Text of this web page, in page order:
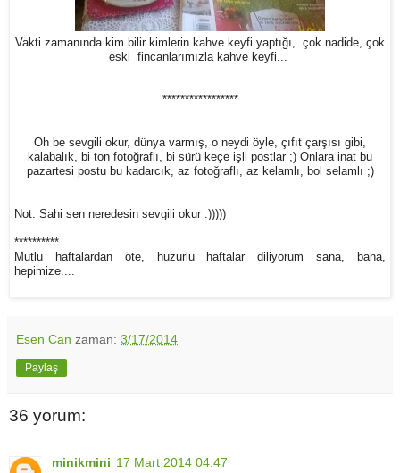
Vakti zamanında kim bilir kimlerin kahve keyfi yaptığı, çok nadide, çok
eski fincanlarımızla kahve keyfi...
*****************
Oh be sevgili okur, dünya varmış, o neydi öyle, çıfıt çarşısı gibi,
kalabalık, bi ton fotoğraflı, bi sürü keçe işli postlar ;) Onlara inat bu
pazartesi postu bu kadarcık, az fotoğraflı, az kelamlı, bol selamlı ;)
Not: Sahi sen neredesin sevgili okur :)))))
**********
Mutlu haftalardan öte, huzurlu haftalar diliyorum sana, bana,
hepimize....
Esen Can zaman: 3/17/2014
Paylaş
36 yorum:
minikmini 17 Mart 2014 04:47